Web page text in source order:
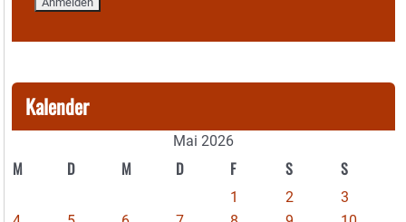
Kalender
Mai 2026
M D M D F S S
1 2
3